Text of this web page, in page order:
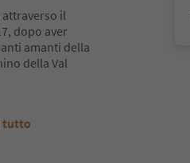
attraverso il
dopo aver
amanti della
della Val
tutto